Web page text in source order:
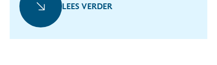
LEES VERDER